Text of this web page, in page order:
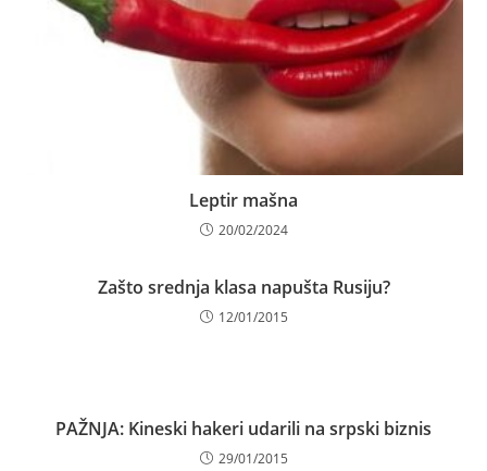
Leptir mašna
20/02/2024
Zašto srednja klasa napušta Rusiju?
12/01/2015
PAŽNJA: Kineski hakeri udarili na srpski biznis
29/01/2015